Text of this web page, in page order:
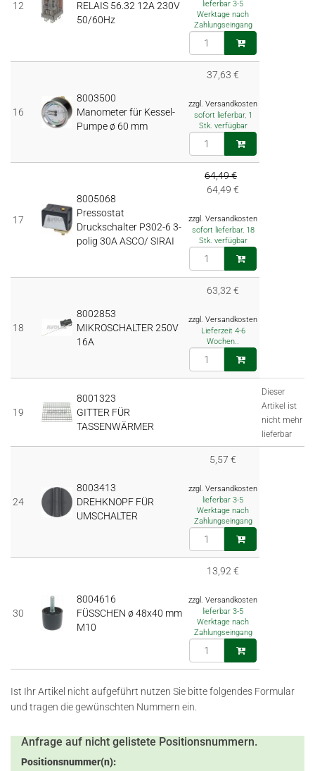
12
RELAIS 56.32 12A 230V
50/60Hz
lieferbar 3-5
Werktage nach
Zahlungseingang
16
8003500
Manometer für Kessel-
Pumpe ø 60 mm
37,63 €
zzgl. Versandkosten
sofort lieferbar, 1
Stk. verfügbar
17
8005068
Pressostat
Druckschalter P302-6 3-
polig 30A ASCO/ SIRAI
64,49 €
64,49 €
zzgl. Versandkosten
sofort lieferbar, 18
Stk. verfügbar
18
8002853
MIKROSCHALTER 250V
16A
63,32 €
zzgl. Versandkosten
Lieferzeit 4-6
Wochen..
19
8001323
GITTER FÜR
TASSENWÄRMER
Dieser
Artikel ist
nicht mehr
lieferbar
24
8003413
DREHKNOPF FÜR
UMSCHALTER
5,57 €
zzgl. Versandkosten
lieferbar 3-5
Werktage nach
Zahlungseingang
30
8004616
FÜSSCHEN ø 48x40 mm
M10
13,92 €
zzgl. Versandkosten
lieferbar 3-5
Werktage nach
Zahlungseingang
Ist Ihr Artikel nicht aufgeführt nutzen Sie bitte folgendes Formular
und tragen die gewünschten Nummern ein.
Anfrage auf nicht gelistete Positionsnummern.
Positionsnummer(n):